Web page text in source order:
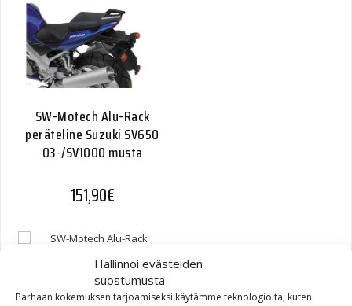
Hallinnoi evästeiden
suostumusta
Parhaan kokemuksen tarjoamiseksi käytämme teknologioita, kuten
SW-Motech Alu-Rack
peräteline Suzuki SV650
03-/SV1000 musta
151,90€